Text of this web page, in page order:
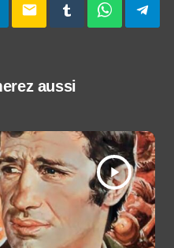
email
aussi
play_arrow